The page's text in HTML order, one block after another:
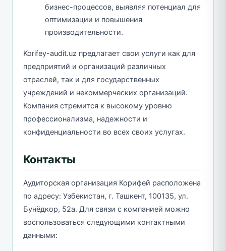
бизнес-процессов, выявляя потенциал для
оптимизации и повышения
производительности.
Korifey-audit.uz предлагает свои услуги как для
предприятий и организаций различных
отраслей, так и для государственных
учреждений и некоммерческих организаций.
Компания стремится к высокому уровню
профессионализма, надежности и
конфиденциальности во всех своих услугах.
Контакты
Аудиторская организация Корифей расположена
по адресу: Узбекистан, г. Ташкент, 100135, ул.
Бунёдкор, 52а. Для связи с компанией можно
воспользоваться следующими контактными
данными: